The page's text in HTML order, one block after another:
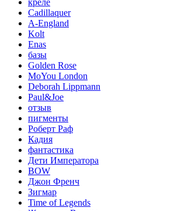
креле
Cadillaquer
A-England
Kolt
Enas
базы
Golden Rose
MoYou London
Deborah Lippmann
Paul&Joe
отзыв
пигменты
Роберт Раф
Кадия
фантастика
Дети Императора
BOW
Джон Френч
Зигмар
Time of Legends